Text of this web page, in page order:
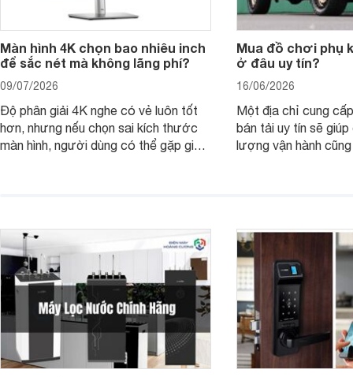
Màn hình 4K chọn bao nhiêu inch
để sắc nét mà không lãng phí?
09/07/2026
Độ phân giải 4K nghe có vẻ luôn tốt
hơn, nhưng nếu chọn sai kích thước
màn hình, người dùng có thể gặp giao
Mua đồ chơi phụ
ở đâu uy tín?
16/06/2026
Một địa chỉ cung
bán tải uy tín sẽ
lượng vận hành